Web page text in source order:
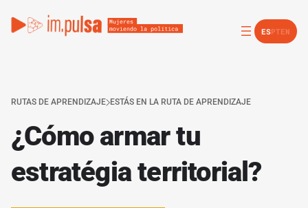
ESPTEN
RUTAS DE APRENDIZAJE ESTÁS EN LA RUTA DE APRENDIZAJE
¿Cómo armar tu
estratégia territorial?